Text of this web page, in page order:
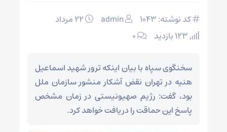
کد نوشته: 1043 admin
۰
سخنگوی سپاه با بیان اینکه ترور شهید اسماعیل
هنیه در تهران نقض آشکار منشور سازمان ملل
بود، گفت: رژیم صهیونیستی در زمان مشخص
پاسخ این حماقت را دریافت خواهد کرد.